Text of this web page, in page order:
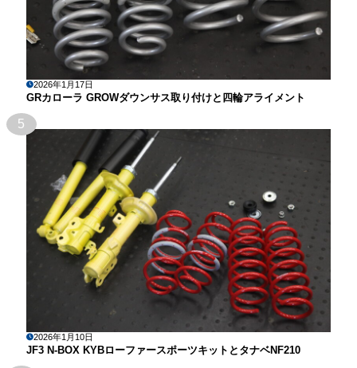
2026年1月17日
GRカローラ GROWダウンサス取り付けと四輪アライメント
5
2026年1月10日
JF3 N-BOX KYBローファースポーツキットとタナベNF210